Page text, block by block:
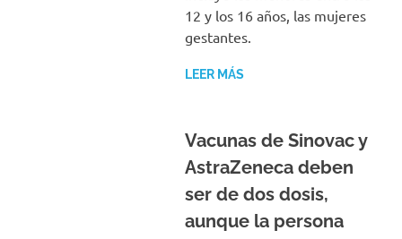
12 y los 16 años, las mujeres
gestantes.
LEER MÁS
Vacunas de Sinovac y
AstraZeneca deben
ser de dos dosis,
aunque la persona